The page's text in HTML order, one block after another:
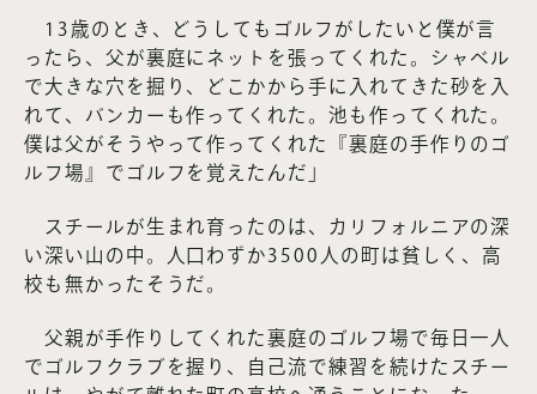
13歳のとき、どうしてもゴルフがしたいと僕が言
ったら、父が裏庭にネットを張ってくれた。シャベル
で大きな穴を掘り、どこかから手に入れてきた砂を入
れて、バンカーも作ってくれた。池も作ってくれた。
僕は父がそうやって作ってくれた『裏庭の手作りのゴ
ルフ場』でゴルフを覚えたんだ」
スチールが生まれ育ったのは、カリフォルニアの深
い深い山の中。人口わずか3500人の町は貧しく、高
校も無かったそうだ。
父親が手作りしてくれた裏庭のゴルフ場で毎日一人
でゴルフクラブを握り、自己流で練習を続けたスチー